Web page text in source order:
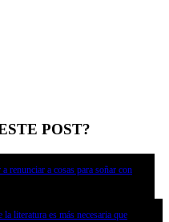
POST?
renunciar a cosas para soñar con
literatura es más necesaria que